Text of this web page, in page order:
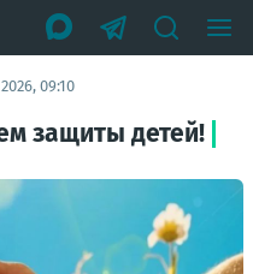
09:10
защиты детей!